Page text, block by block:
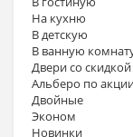
На кухню
В детскую
В ванную
Двери со скидкой
Альберо по
Двойные
Эконом
Новинки